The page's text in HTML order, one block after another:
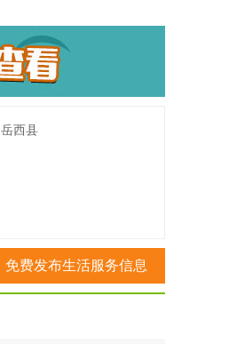
岳西县
免费发布生活服务信息